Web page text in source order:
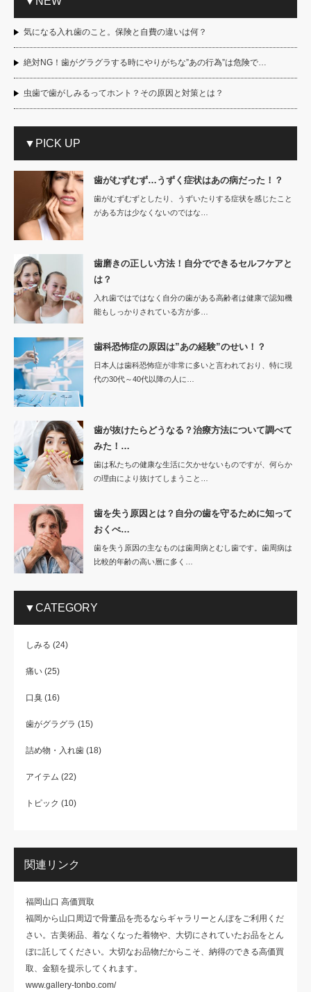
気になる入れ歯のこと。保険と自費の違いは何？
絶対NG！歯がグラグラする時にやりがちな”あの行為”は危険で…
虫歯で歯がしみるってホント？その原因と対策とは？
▼PICK UP
歯がむずむず…うずく症状はあの病だった！？
歯がむずむずとしたり、うずいたりする症状を感じたこと
がある方は少なくないのではな…
歯磨きの正しい方法！自分でできるセルフケアと
は？
入れ歯ではではなく自分の歯がある高齢者は健康で認知機
能もしっかりされている方が多…
歯科恐怖症の原因は”あの経験”のせい！？
日本人は歯科恐怖症が非常に多いと言われており、特に現
代の30代～40代以降の人に…
歯が抜けたらどうなる？治療方法について調べて
みた！…
歯は私たちの健康な生活に欠かせないものですが、何らか
の理由により抜けてしまうこと…
歯を失う原因とは？自分の歯を守るために知って
おくべ…
歯を失う原因の主なものは歯周病とむし歯です。歯周病は
比較的年齢の高い層に多く…
▼CATEGORY
しみる (24)
痛い (25)
口臭 (16)
歯がグラグラ (15)
詰め物・入れ歯 (18)
アイテム (22)
トピック (10)
関連リンク
福岡山口 高価買取
福岡から山口周辺で骨董品を売るならギャラリーとんぼをご利用くだ
さい。古美術品、着なくなった着物や、大切にされていたお品をとん
ぼに託してください。大切なお品物だからこそ、納得のできる高価買
取、金額を提示してくれます。
www.gallery-tonbo.com/